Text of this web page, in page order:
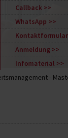
Callback
WhatsApp
Kontaktformular
Anmeldung
Infomaterial
-